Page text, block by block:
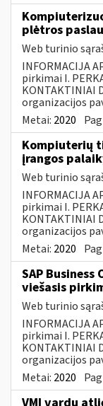
plėtros
Web turinio
INFORMACIJA
pirkimai I.
KONTAKTINIAI
organizacijos
Metai: 2020
Kompiuterių
įrangos
Web turinio
INFORMACIJA
pirkimai I.
KONTAKTINIAI
organizacijos
Metai: 2020
SAP
viešasis
Web turinio
INFORMACIJA
pirkimai I.
KONTAKTINIAI
organizacijos
Metai: 2020
VMI vardu